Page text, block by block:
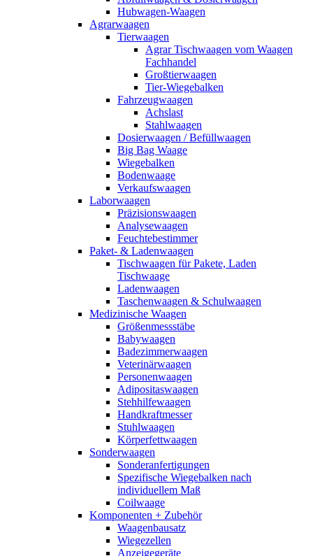
Hubwagen-Waagen
Agrarwaagen
Tierwaagen
Agrar Tischwaagen vom Waagen
Fachhandel
Großtierwaagen
Tier-Wiegebalken
Fahrzeugwaagen
Achslast
Stahlwaagen
Dosierwaagen / Befüllwaagen
Big Bag Waage
Wiegebalken
Bodenwaage
Verkaufswaagen
Laborwaagen
Präzisionswaagen
Analysewaagen
Feuchtebestimmer
Paket- & Ladenwaagen
Tischwaagen für Pakete, Laden
Tischwaage
Ladenwaagen
Taschenwaagen & Schulwaagen
Medizinische Waagen
Größenmessstäbe
Babywaagen
Badezimmerwaagen
Veterinärwaagen
Personenwaagen
Adipositaswaagen
Stehhilfewaagen
Handkraftmesser
Stuhlwaagen
Körperfettwaagen
Sonderwaagen
Sonderanfertigungen
Spezifische Wiegebalken nach
individuellem Maß
Coilwaage
Komponenten + Zubehör
Waagenbausatz
Wiegezellen
Anzeigegeräte